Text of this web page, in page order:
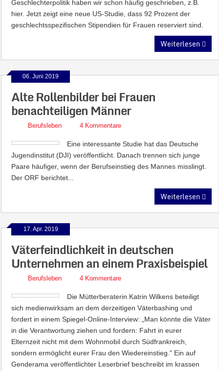
Geschlechterpolitik haben wir schon häufig geschrieben, z.B.
hier. Jetzt zeigt eine neue US-Studie, dass 92 Prozent der
geschlechtsspezifischen Stipendien für Frauen reserviert sind.
Weiterlesen
06. Juni 2019
Alte Rollenbilder bei Frauen
benachteiligen Männer
Berufsleben 4 Kommentare
Eine interessante Studie hat das Deutsche
Jugendinstitut (DJI) veröffentlicht. Danach trennen sich junge
Paare häufiger, wenn der Berufseinstieg des Mannes misslingt.
Der ORF berichtet...
Weiterlesen
17. Apr. 2019
Väterfeindlichkeit in deutschen
Unternehmen an einem Praxisbeispiel
Berufsleben 4 Kommentare
Die Mütterberaterin Katrin Wilkens beteiligt
sich medienwirksam an dem derzeitigen Väterbashing und
fordert in einem Spiegel-Online-Interview: „Man könnte die Väter
in die Verantwortung ziehen und fordern: Fahrt in eurer
Elternzeit nicht mit dem Wohnmobil durch Südfrankreich,
sondern ermöglicht eurer Frau den Wiedereinstieg." Ein auf
Genderama veröffentlichter Leserbrief beschreibt im krassen